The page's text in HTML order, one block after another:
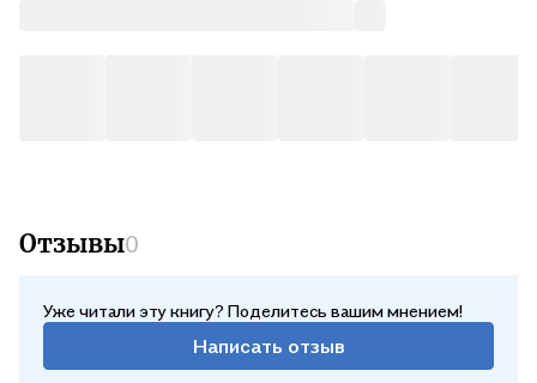
Отзывы0
Уже читали эту книгу? Поделитесь вашим мнением!
Написать отзыв